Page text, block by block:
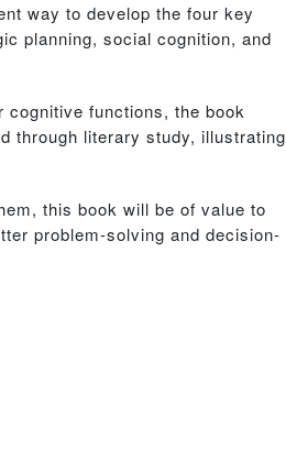
way to develop the four key
planning, social cognition, and
functions, the book
through literary study, illustrating
this book will be of value to
problem-solving and decision-